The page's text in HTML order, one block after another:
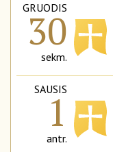
GRUODIS
30
sekm.
SAUSIS
1
antr.